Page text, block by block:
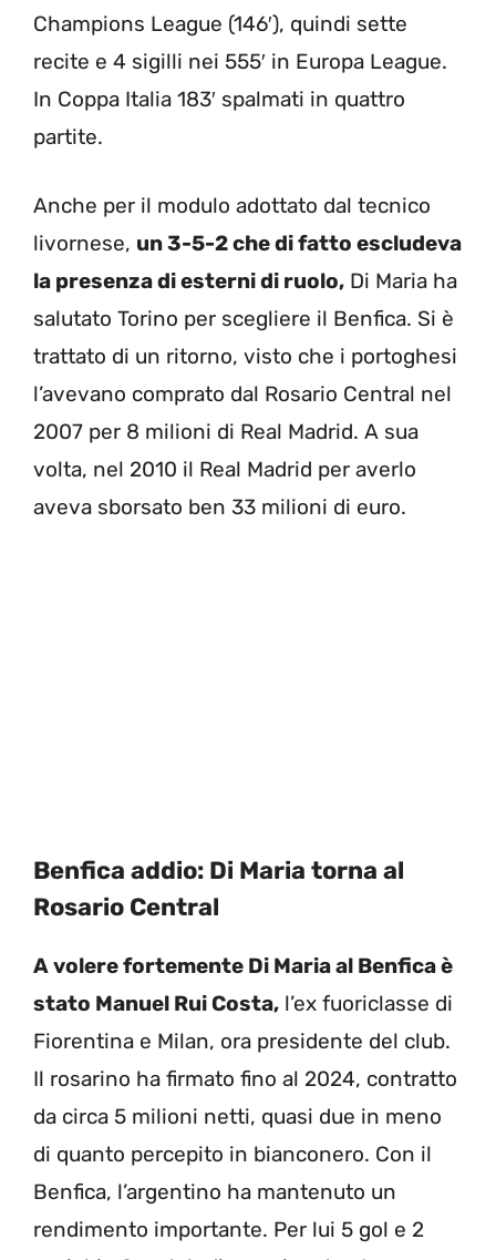
Champions League (146′), quindi sette
recite e 4 sigilli nei 555′ in Europa League.
In Coppa Italia 183′ spalmati in quattro
partite.
Anche per il modulo adottato dal tecnico
livornese, un 3-5-2 che di fatto escludeva
la presenza di esterni di ruolo, Di Maria ha
salutato Torino per scegliere il Benfica. Si è
trattato di un ritorno, visto che i portoghesi
l’avevano comprato dal Rosario Central nel
2007 per 8 milioni di Real Madrid. A sua
volta, nel 2010 il Real Madrid per averlo
aveva sborsato ben 33 milioni di euro.
Benfica addio: Di Maria torna al
Rosario Central
A volere fortemente Di Maria al Benfica è
stato Manuel Rui Costa, l’ex fuoriclasse di
Fiorentina e Milan, ora presidente del club.
Il rosarino ha firmato fino al 2024, contratto
da circa 5 milioni netti, quasi due in meno
di quanto percepito in bianconero. Con il
Benfica, l’argentino ha mantenuto un
rendimento importante. Per lui 5 gol e 2